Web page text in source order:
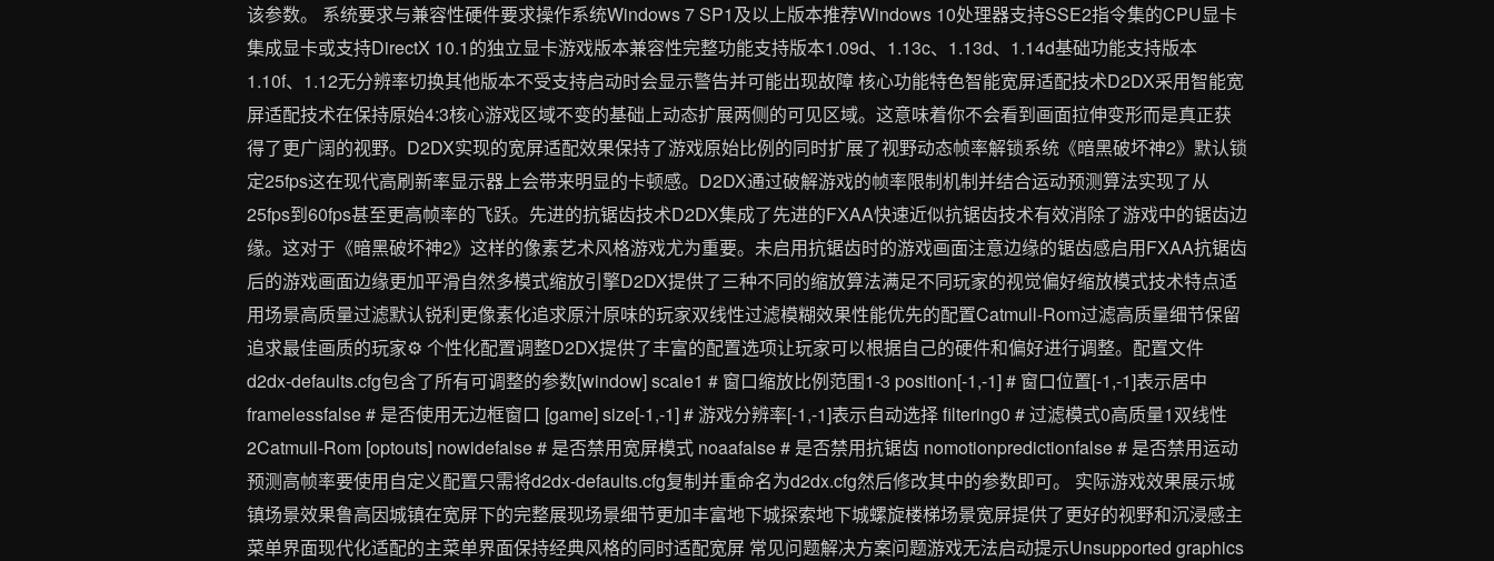
该参数。️ 系统要求与兼容性硬件要求操作系统Windows 7 SP1及以上版本推荐Windows 10处理器支持SSE2指令集的CPU显卡
集成显卡或支持DirectX 10.1的独立显卡游戏版本兼容性完整功能支持版本1.09d、1.13c、1.13d、1.14d基础功能支持版本
1.10f、1.12无分辨率切换其他版本不受支持启动时会显示警告并可能出现故障 核心功能特色智能宽屏适配技术D2DX采用智能宽
屏适配技术在保持原始4:3核心游戏区域不变的基础上动态扩展两侧的可见区域。这意味着你不会看到画面拉伸变形而是真正获
得了更广阔的视野。D2DX实现的宽屏适配效果保持了游戏原始比例的同时扩展了视野动态帧率解锁系统《暗黑破坏神2》默认锁
定25fps这在现代高刷新率显示器上会带来明显的卡顿感。D2DX通过破解游戏的帧率限制机制并结合运动预测算法实现了从
25fps到60fps甚至更高帧率的飞跃。先进的抗锯齿技术D2DX集成了先进的FXAA快速近似抗锯齿技术有效消除了游戏中的锯齿边
缘。这对于《暗黑破坏神2》这样的像素艺术风格游戏尤为重要。未启用抗锯齿时的游戏画面注意边缘的锯齿感启用FXAA抗锯齿
后的游戏画面边缘更加平滑自然多模式缩放引擎D2DX提供了三种不同的缩放算法满足不同玩家的视觉偏好缩放模式技术特点适
用场景高质量过滤默认锐利更像素化追求原汁原味的玩家双线性过滤模糊效果性能优先的配置Catmull-Rom过滤高质量细节保留
追求最佳画质的玩家⚙️ 个性化配置调整D2DX提供了丰富的配置选项让玩家可以根据自己的硬件和偏好进行调整。配置文件
d2dx-defaults.cfg包含了所有可调整的参数[window] scale1 # 窗口缩放比例范围1-3 position[-1,-1] # 窗口位置[-1,-1]表示居中
framelessfalse # 是否使用无边框窗口 [game] size[-1,-1] # 游戏分辨率[-1,-1]表示自动选择 filtering0 # 过滤模式0高质量1双线性
2Catmull-Rom [optouts] nowidefalse # 是否禁用宽屏模式 noaafalse # 是否禁用抗锯齿 nomotionpredictionfalse # 是否禁用运动
预测高帧率要使用自定义配置只需将d2dx-defaults.cfg复制并重命名为d2dx.cfg然后修改其中的参数即可。 实际游戏效果展示城
镇场景效果鲁高因城镇在宽屏下的完整展现场景细节更加丰富地下城探索地下城螺旋楼梯场景宽屏提供了更好的视野和沉浸感主
菜单界面现代化适配的主菜单界面保持经典风格的同时适配宽屏 常见问题解决方案问题游戏无法启动提示Unsupported graphics